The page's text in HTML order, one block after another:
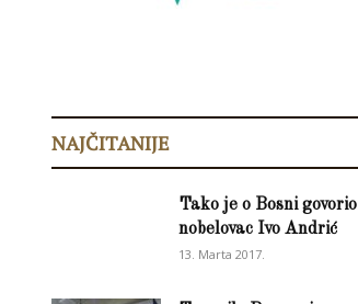
NAJČITANIJE
Tako je o Bosni govorio
nobelovac Ivo Andrić
13. Marta 2017.